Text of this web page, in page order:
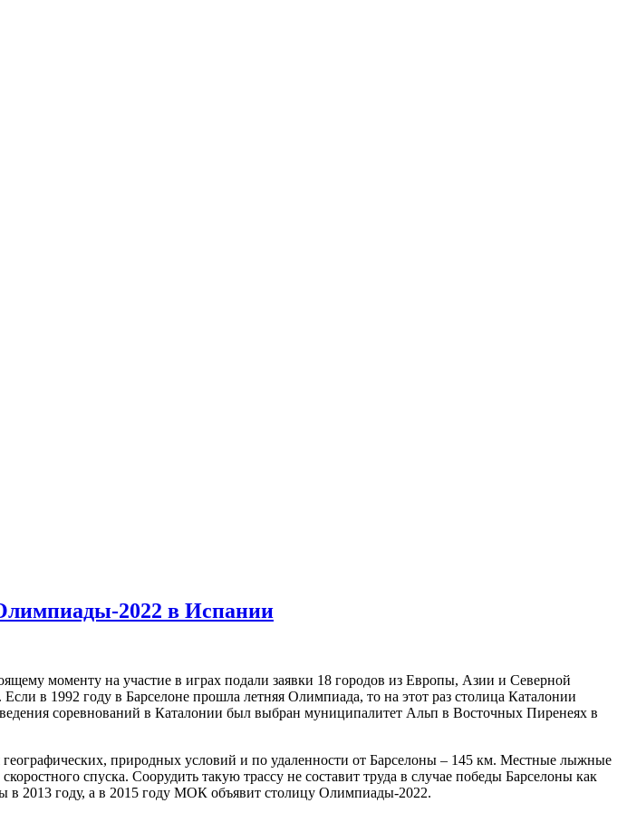
2022 в Испании
моменту на участие в играх подали заявки 18 городов из Европы, Азии и Северной
Если в 1992 году в Барселоне прошла летняя Олимпиада, то на этот раз столица Каталонии
соревнований в Каталонии был выбран муниципалитет Альп в Восточных Пиренеях в
природных условий и по удаленности от Барселоны – 145 км. Местные лыжные
спуска. Соорудить такую трассу не составит труда в случае победы Барселоны как
2013 году, а в 2015 году МОК объявит столицу Олимпиады-2022.